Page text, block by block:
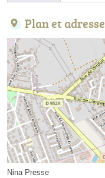
Plan et adresse
Nina Presse